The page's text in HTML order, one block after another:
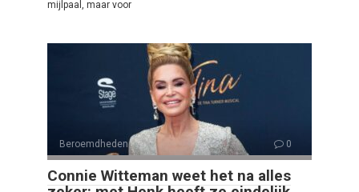
mijlpaal, maar voor
Beroemdheden 0
Connie Witteman weet het na alles